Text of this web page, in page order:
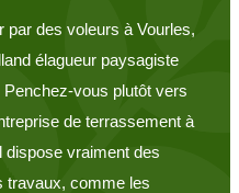
par des voleurs à Vourles,
élagueur paysagiste
vous plutôt vers
de terrassement à
dispose vraiment des
travaux, comme les